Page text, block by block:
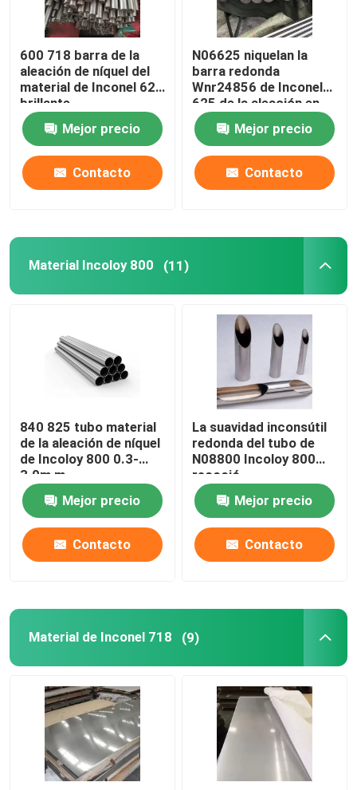
600 718 barra de la
aleación de níquel del
material de Inconel 625
brillante
Mejor precio
Contacto
N06625 niquelan la
barra redonda
Wnr24856 de Inconel
625 de la aleación en
frío
Mejor precio
Contacto
Material Incoloy 800 (11)
840 825 tubo material
de la aleación de níquel
de Incoloy 800 0.3-
3.0m m
Mejor precio
Contacto
La suavidad inconsútil
redonda del tubo de
N08800 Incoloy 800
recoció
Mejor precio
Contacto
Material de Inconel 718 (9)